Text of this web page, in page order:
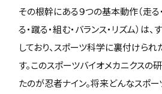
その根幹にある９つの基本動作（走る
る・蹴る・組む・バランス・リズム）は
しており、スポーツ科学に裏付けら
す。このスポーツバイオメカニクス
たのが忍者ナイン。将来どんなスポ